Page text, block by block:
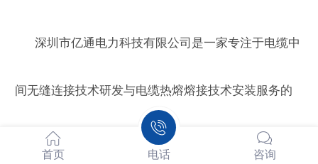
深圳市亿通电力科技有限公司是一家专注于电缆中
间无缝连接技术研发与电缆热熔熔接技术安装服务的
公司，从电压等级来分有10kV、20kV、35kV、110kV
首页 电话 咨询